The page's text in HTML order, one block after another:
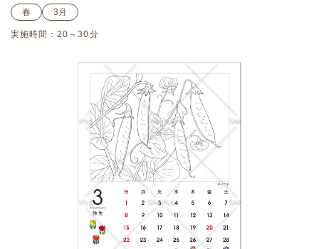
春 3月
実施時間：20～30分